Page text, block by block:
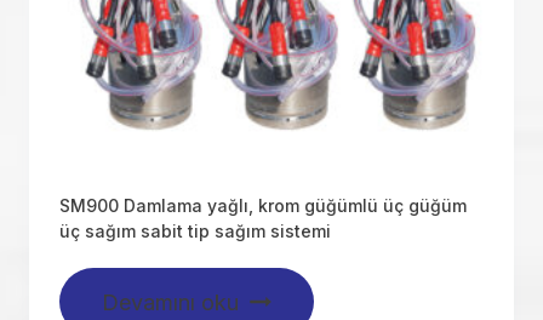
SM900 Damlama yağlı, krom güğümlü üç güğüm
üç sağım sabit tip sağım sistemi
Devamını oku